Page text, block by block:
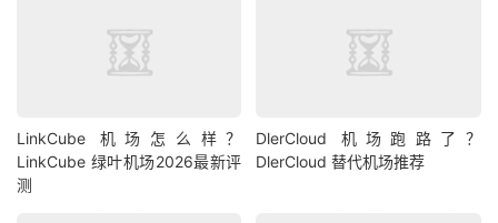
LinkCube 机场怎么样？
LinkCube 绿叶机场2026最新评
测
DlerCloud 机场跑路了？
DlerCloud 替代机场推荐